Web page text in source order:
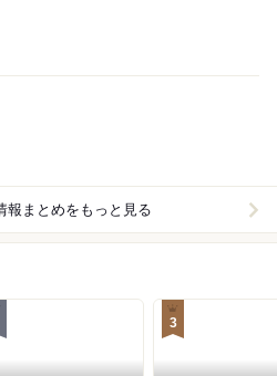
報まとめをもっと見る
3